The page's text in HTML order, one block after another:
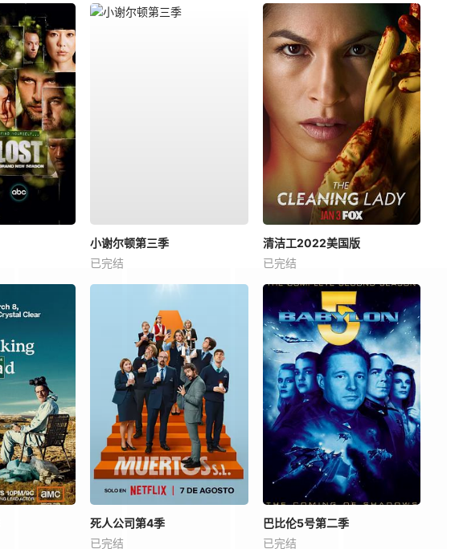
小谢尔顿第三季
已完结
清洁工2022美国版
已完结
死人公司第4季
已完结
巴比伦5号第二季
已完结